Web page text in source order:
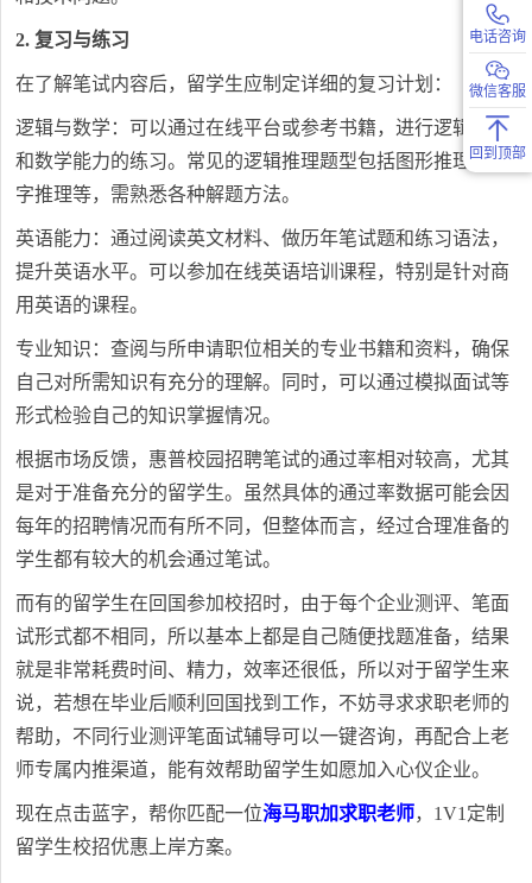
2. 复习与练习
在了解笔试内容后，留学生应制定详细的复习计划：
逻辑与数学：可以通过在线平台或参考书籍，进行逻辑推理
和数学能力的练习。常见的逻辑推理题型包括图形推理、数
字推理等，需熟悉各种解题方法。
英语能力：通过阅读英文材料、做历年笔试题和练习语法，
提升英语水平。可以参加在线英语培训课程，特别是针对商
用英语的课程。
专业知识：查阅与所申请职位相关的专业书籍和资料，确保
自己对所需知识有充分的理解。同时，可以通过模拟面试等
形式检验自己的知识掌握情况。
根据市场反馈，惠普校园招聘笔试的通过率相对较高，尤其
是对于准备充分的留学生。虽然具体的通过率数据可能会因
每年的招聘情况而有所不同，但整体而言，经过合理准备的
学生都有较大的机会通过笔试。
而有的留学生在回国参加校招时，由于每个企业测评、笔面
试形式都不相同，所以基本上都是自己随便找题准备，结果
就是非常耗费时间、精力，效率还很低，所以对于留学生来
说，若想在毕业后顺利回国找到工作，不妨寻求求职老师的
帮助，不同行业测评笔面试辅导可以一键咨询，再配合上老
师专属内推渠道，能有效帮助留学生如愿加入心仪企业。
现在点击蓝字，帮你匹配一位海马职加求职老师，1V1定制
留学生校招优惠上岸方案。
电话咨询
微信客服
回到顶部